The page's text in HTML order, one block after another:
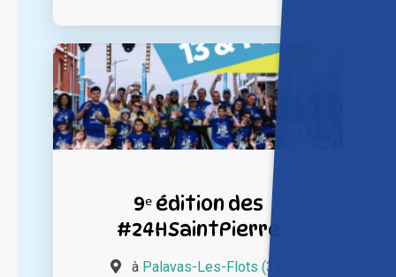
9ᵉ édition des
#24HSaintPierre
à Palavas-Les-Flots (34)